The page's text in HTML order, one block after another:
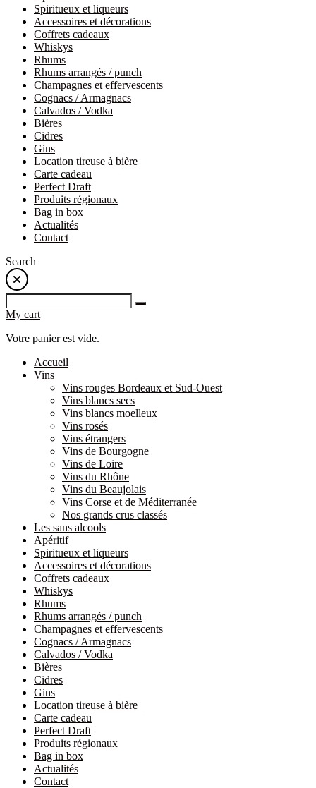
Spiritueux et liqueurs
Accessoires et décorations
Coffrets cadeaux
Whiskys
Rhums
Rhums arrangés / punch
Champagnes et effervescents
Cognacs / Armagnacs
Calvados / Vodka
Bières
Cidres
Gins
Location tireuse à bière
Carte cadeau
Perfect Draft
Produits régionaux
Bag in box
Actualités
Contact
Search
My cart
Votre panier est vide.
Accueil
Vins
Vins rouges Bordeaux et Sud-Ouest
Vins blancs secs
Vins blancs moelleux
Vins rosés
Vins étrangers
Vins de Bourgogne
Vins de Loire
Vins du Rhône
Vins du Beaujolais
Vins Corse et de Méditerranée
Nos grands crus classés
Les sans alcools
Apéritif
Spiritueux et liqueurs
Accessoires et décorations
Coffrets cadeaux
Whiskys
Rhums
Rhums arrangés / punch
Champagnes et effervescents
Cognacs / Armagnacs
Calvados / Vodka
Bières
Cidres
Gins
Location tireuse à bière
Carte cadeau
Perfect Draft
Produits régionaux
Bag in box
Actualités
Contact